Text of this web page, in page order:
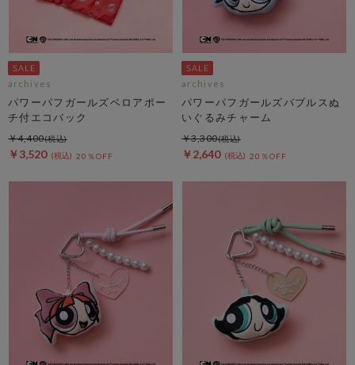
archives
パワーパフガールズベロアポー
チ付エコバック
￥3,520 20％OFF
￥4,400
archives
パワーパフガールズバブルスぬ
いぐるみチャーム
￥2,640 20％OFF
￥3,300